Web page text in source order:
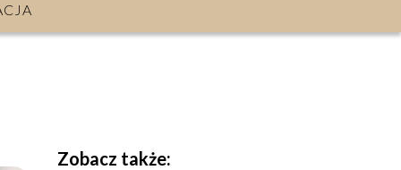
Zobacz także: